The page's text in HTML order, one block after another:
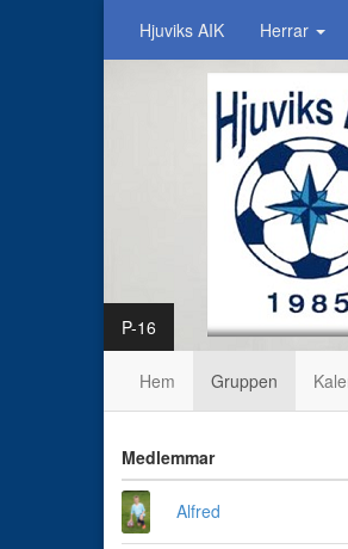
Hjuviks AIK Herrar
P-16
Hem Gruppen
Medlemmar
Alfred